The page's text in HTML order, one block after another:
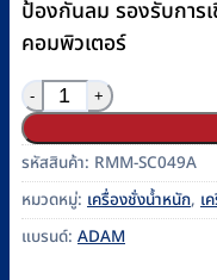
ป้องกันลม รองรับการ
คอมพิวเตอร์
จำนวน เครื่องชั่งน้ำห
รหัสสินค้า: RMM-SC049A
หมวดหมู่: เครื่องชั่งน้ำหนัก, เ
แบรนด์: ADAM